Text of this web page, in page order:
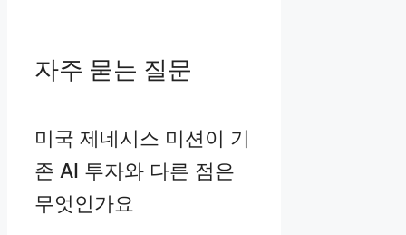
자주 묻는 질문
미국 제네시스 미션이 기
존 AI 투자와 다른 점은
무엇인가요